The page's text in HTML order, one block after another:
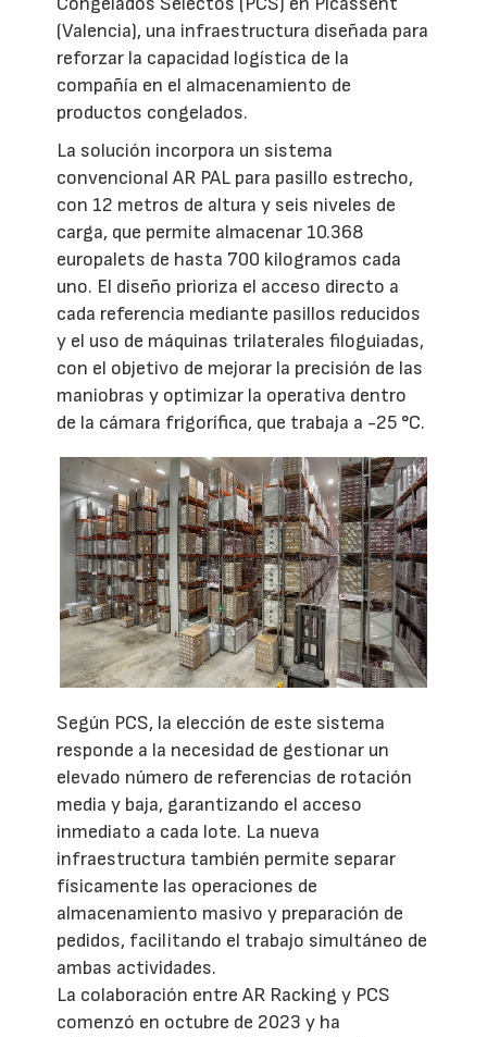
(Valencia), una infraestructura diseñada para
reforzar la capacidad logística de la
compañía en el almacenamiento de
productos congelados.
La solución incorpora un sistema
convencional AR PAL para pasillo estrecho,
con 12 metros de altura y seis niveles de
carga, que permite almacenar 10.368
europalets de hasta 700 kilogramos cada
uno. El diseño prioriza el acceso directo a
cada referencia mediante pasillos reducidos
y el uso de máquinas trilaterales filoguiadas,
con el objetivo de mejorar la precisión de las
maniobras y optimizar la operativa dentro
de la cámara frigorífica, que trabaja a -25 °C.
Según PCS, la elección de este sistema
responde a la necesidad de gestionar un
elevado número de referencias de rotación
media y baja, garantizando el acceso
inmediato a cada lote. La nueva
infraestructura también permite separar
físicamente las operaciones de
almacenamiento masivo y preparación de
pedidos, facilitando el trabajo simultáneo de
ambas actividades.
La colaboración entre AR Racking y PCS
comenzó en octubre de 2023 y ha